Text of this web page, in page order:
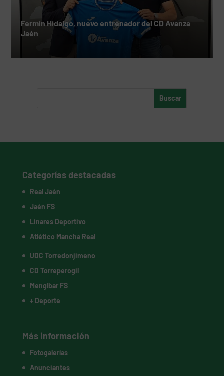
Fermín Hidalgo, nuevo entrenador del CD Avanza
Jaén
Categorías destacadas
Real Jaén
Jaén FS
Linares Deportivo
Atlético Mancha Real
UDC Torredonjimeno
CD Torreperogil
Mengíbar FS
+ Deporte
Más información
Fotogalerías
Anunciantes